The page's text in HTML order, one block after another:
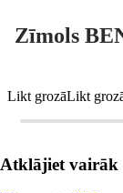
Zīmols
Likt grozāLikt
Atklājiet vairāk